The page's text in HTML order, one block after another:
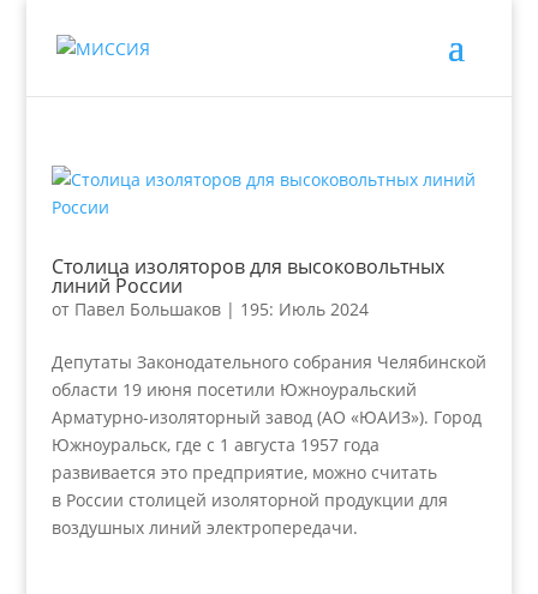
Столица изоляторов для высоковольтных
линий России
от Павел Большаков| 195: Июль 2024
Депутаты Законодательного собрания Челябинской
области 19 июня посетили Южноуральский
Арматурно-изоляторный завод (АО «ЮАИЗ»). Город
Южноуральск, где с 1 августа 1957 года
развивается это предприятие, можно считать
в России столицей изоляторной продукции для
воздушных линий электропередачи.